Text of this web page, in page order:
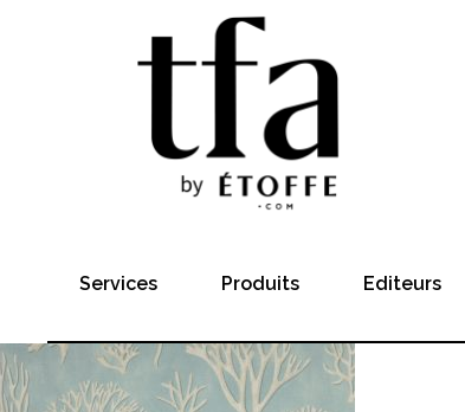
Services Produits Editeurs